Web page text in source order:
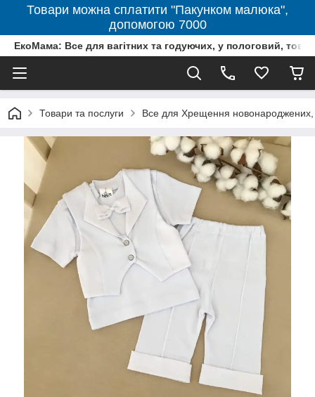
Товари можна сплатити "Пакунком малюка",
допомогою 7000
ЕкоМама: Все для вагітних та годуючих, у пологовий,
Товари та послуги Все для Хрещення новонароджених,